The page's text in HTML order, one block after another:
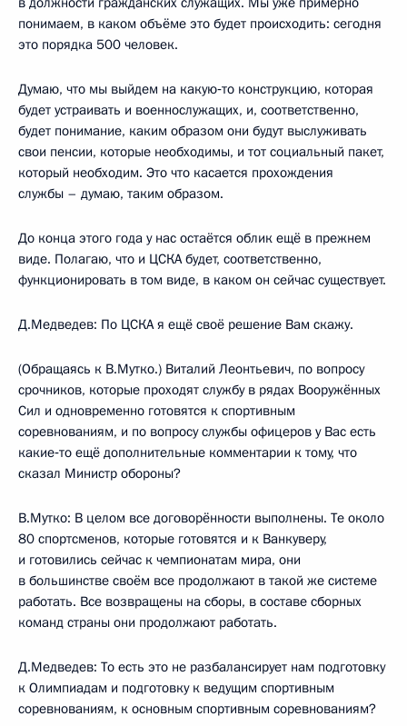
понимаем, в каком объёме это будет происходить: сегодня
это порядка 500 человек.
Думаю, что мы выйдем на какую‑то конструкцию, которая
будет устраивать и военнослужащих, и, соответственно,
будет понимание, каким образом они будут выслуживать
свои пенсии, которые необходимы, и тот социальный пакет,
который необходим. Это что касается прохождения
службы – думаю, таким образом.
До конца этого года у нас остаётся облик ещё в прежнем
виде. Полагаю, что и ЦСКА будет, соответственно,
функционировать в том виде, в каком он сейчас существует.
Д.Медведев: По ЦСКА я ещё своё решение Вам скажу.
(Обращаясь к В.Мутко.) Виталий Леонтьевич, по вопросу
срочников, которые проходят службу в рядах Вооружённых
Сил и одновременно готовятся к спортивным
соревнованиям, и по вопросу службы офицеров у Вас есть
какие‑то ещё дополнительные комментарии к тому, что
сказал Министр обороны?
В.Мутко: В целом все договорённости выполнены. Те около
80 спортсменов, которые готовятся и к Ванкуверу,
и готовились сейчас к чемпионатам мира, они
в большинстве своём все продолжают в такой же системе
работать. Все возвращены на сборы, в составе сборных
команд страны они продолжают работать.
Д.Медведев: То есть это не разбалансирует нам подготовку
к Олимпиадам и подготовку к ведущим спортивным
соревнованиям, к основным спортивным соревнованиям?